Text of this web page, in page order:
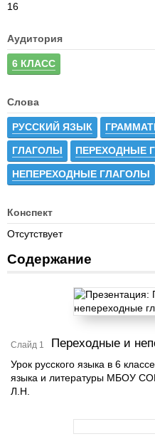
16
Аудитория
6 КЛАСС
Слова
РУССКИЙ ЯЗЫК
ГЛАГОЛЫ ПЕРЕХОДНЫЕ
НЕПЕРЕХОДНЫЕ ГЛАГОЛЫ
Конспект
Отсутствует
Содержание
Слайд 1 Переходные и
Урок русского языка в 6
языка и литературы МБОУ
Л.Н.